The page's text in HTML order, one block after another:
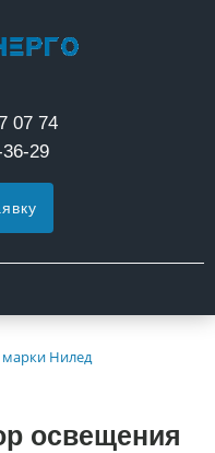
07 74
29
Нилед
освещения